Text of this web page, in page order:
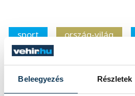
Beleegyezés Részletek
sport ország-világ
Betlehem Dávid